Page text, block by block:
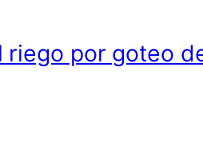
riego por goteo